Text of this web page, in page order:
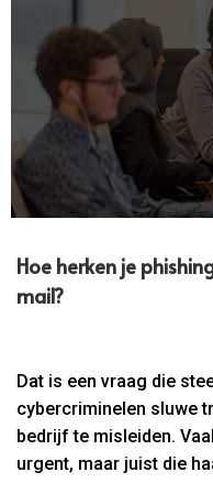
Hoe herken je
mail?
Dat is een vraag die
cybercriminelen sluwe
bedrijf te misleiden.
urgent, maar juist die